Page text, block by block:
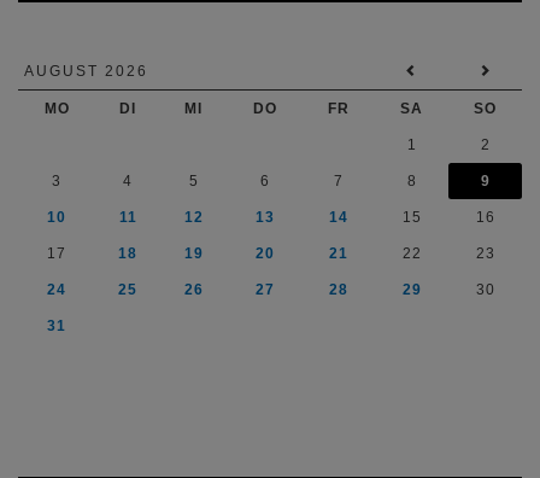
AUGUST 2026
MO DI MI DO FR SA SO
1 2
3 4 5 6 7 8 9
10 11 12 13 14 15 16
17 18 19 20 21 22 23
24 25 26 27 28 29 30
31